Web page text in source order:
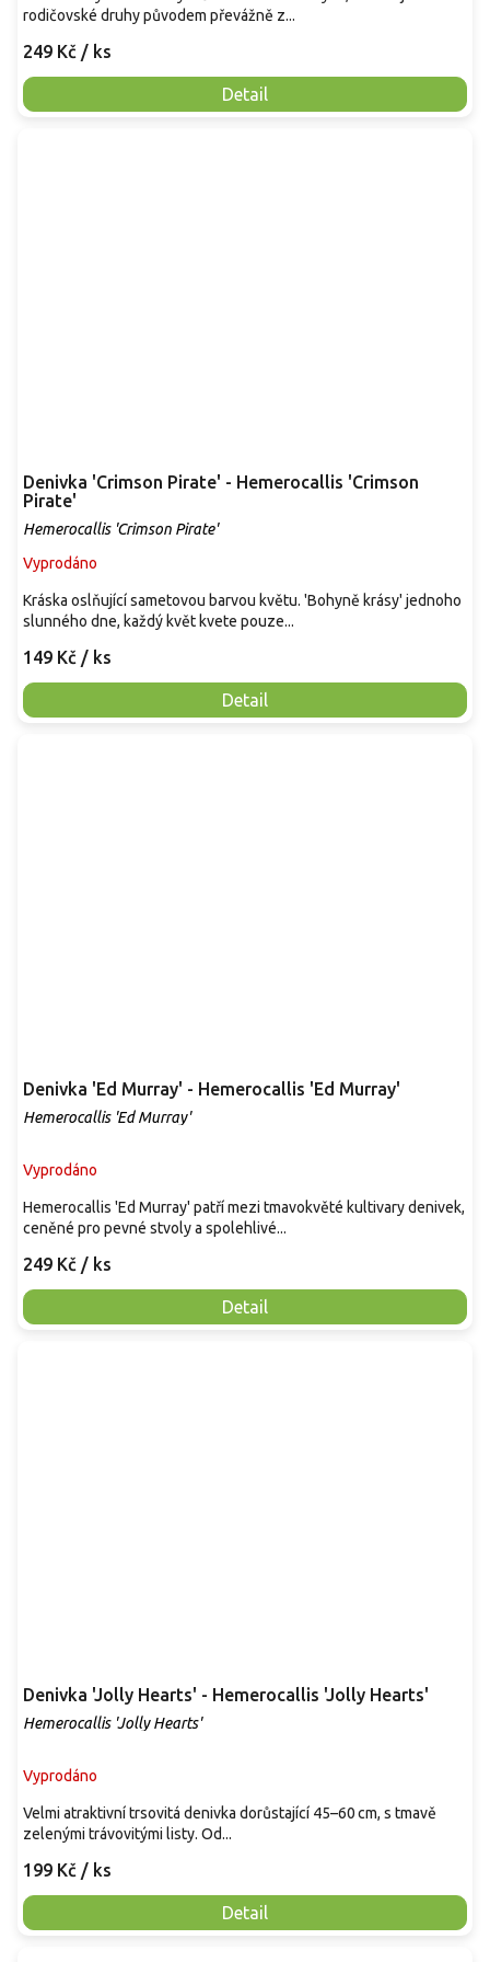
249 Kč / ks
Detail
rodičovské druhy původem převážně z...
Denivka 'Crimson Pirate' - Hemerocallis 'Crimson
Pirate'
Hemerocallis 'Crimson Pirate'
Vyprodáno
149 Kč / ks
Detail
Kráska oslňující sametovou barvou květu. 'Bohyně krásy' jednoho
slunného dne, každý květ kvete pouze...
Denivka 'Ed Murray' - Hemerocallis 'Ed Murray'
Hemerocallis 'Ed Murray'
Vyprodáno
249 Kč / ks
Detail
Hemerocallis 'Ed Murray' patří mezi tmavokvěté kultivary denivek,
ceněné pro pevné stvoly a spolehlivé...
Denivka 'Jolly Hearts' - Hemerocallis 'Jolly Hearts'
Hemerocallis 'Jolly Hearts'
Vyprodáno
199 Kč / ks
Detail
Velmi atraktivní trsovitá denivka dorůstající 45–60 cm, s tmavě
zelenými trávovitými listy. Od...